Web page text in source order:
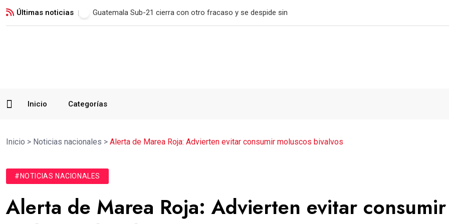
Últimas noticias Municipal remonta en San Marcos y mantiene el paso perfecto
Inicio Categorías
Inicio > Noticias nacionales > Alerta de Marea Roja: Advierten evitar consumir moluscos bivalvos
#NOTICIAS NACIONALES
Alerta de Marea Roja: Advierten evitar consumir